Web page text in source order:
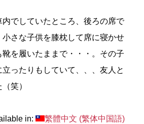
でしていたところ、後ろの席で
さな子供を膝枕して席に寝かせ
を履いたままで・・・。その子
ったりもしていて、、、友人と
笑）
in: 繁體中文 (繁体中国語)